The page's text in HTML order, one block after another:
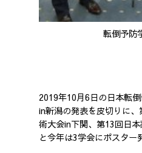
転倒予防
2019年10月6日の日本転
in新潟の発表を皮切りに
術大会in下関、第13回日
と今年は3学会にポスター